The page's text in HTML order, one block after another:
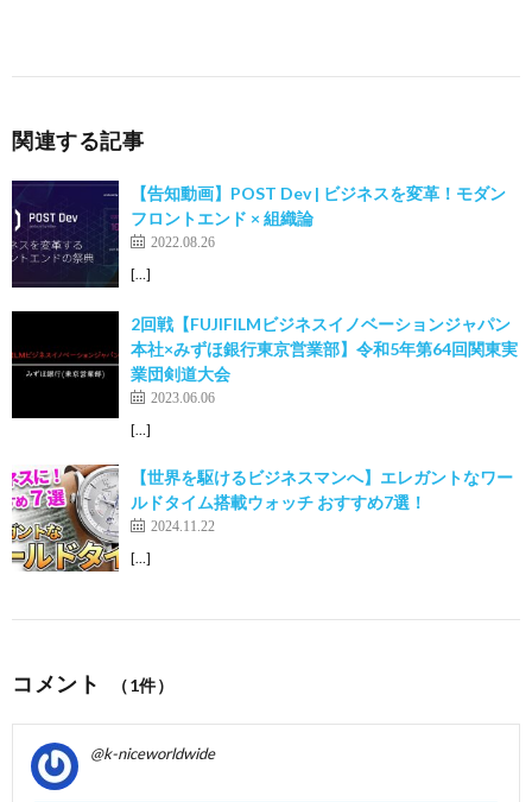
関連する記事
【告知動画】POST Dev | ビジネスを変革！モダン
フロントエンド × 組織論
2022.08.26
[…]
2回戦【FUJIFILMビジネスイノベーションジャパン
本社×みずほ銀行東京営業部】令和5年第64回関東実
業団剣道大会
2023.06.06
[…]
【世界を駆けるビジネスマンへ】エレガントなワー
ルドタイム搭載ウォッチ おすすめ7選！
2024.11.22
[…]
コメント （1件）
@k-niceworldwide